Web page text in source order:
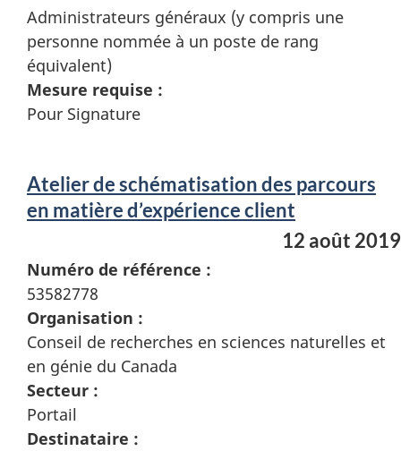
Administrateurs généraux (y compris une
personne nommée à un poste de rang
équivalent)
Mesure requise :
Pour Signature
Atelier de schématisation des parcours
en matière d’expérience client
12 août 2019
Numéro de référence :
53582778
Organisation :
Conseil de recherches en sciences naturelles et
en génie du Canada
Secteur :
Portail
Destinataire :